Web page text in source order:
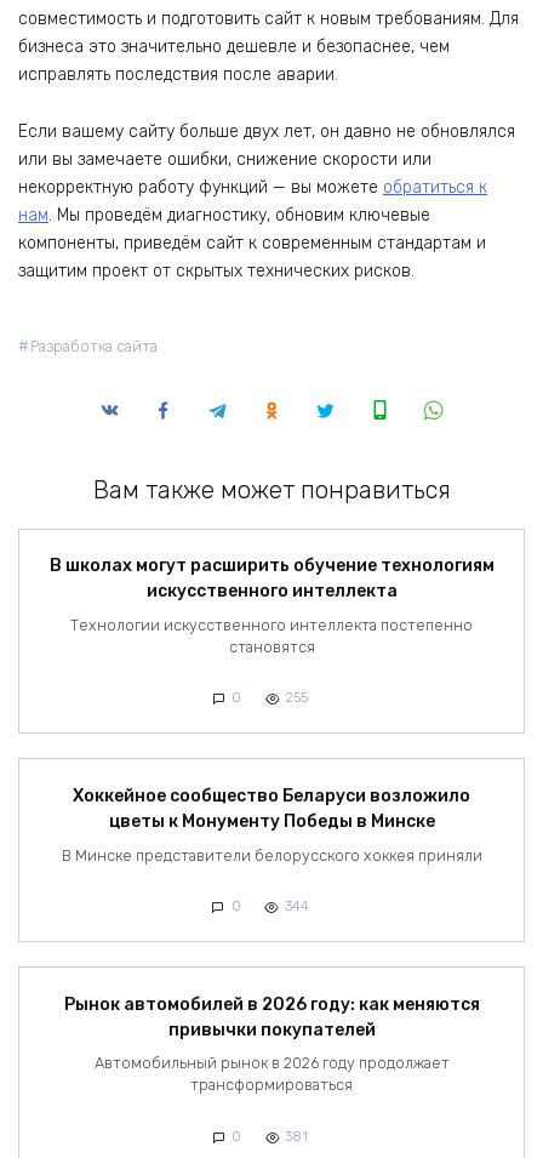
совместимость и подготовить сайт к новым требованиям. Для
бизнеса это значительно дешевле и безопаснее, чем
исправлять последствия после аварии.
Если вашему сайту больше двух лет, он давно не обновлялся
или вы замечаете ошибки, снижение скорости или
некорректную работу функций — вы можете обратиться к
нам. Мы проведём диагностику, обновим ключевые
компоненты, приведём сайт к современным стандартам и
защитим проект от скрытых технических рисков.
Разработка сайта
Вам также может понравиться
В школах могут расширить обучение технологиям
искусственного интеллекта
Технологии искусственного интеллекта постепенно
становятся
0 255
Хоккейное сообщество Беларуси возложило
цветы к Монументу Победы в Минске
В Минске представители белорусского хоккея приняли
0 344
Рынок автомобилей в 2026 году: как меняются
привычки покупателей
Автомобильный рынок в 2026 году продолжает
трансформироваться
0 381